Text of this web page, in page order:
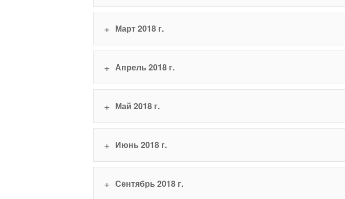
Март 2018 г.
Апрель 2018 г.
Май 2018 г.
Июнь 2018 г.
Сентябрь 2018 г.